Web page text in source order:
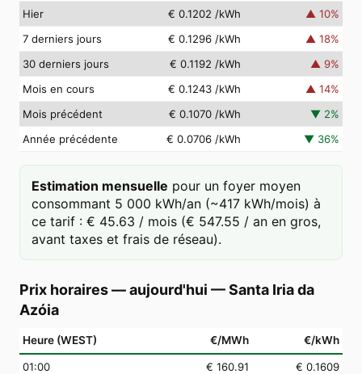
Hier
€ 0.1202 /kWh ▲ 10%
7 derniers jours
€ 0.1296 /kWh ▲ 18%
30 derniers jours
€ 0.1192 /kWh ▲ 9%
Mois en cours
€ 0.1243 /kWh ▲ 14%
Mois précédent
€ 0.1070 /kWh ▼ 2%
Année précédente
€ 0.0706 /kWh ▼ 36%
Estimation mensuelle pour un foyer moyen
consommant 5 000 kWh/an (~417 kWh/mois) à
ce tarif : € 45.63 / mois (€ 547.55 / an en gros,
avant taxes et frais de réseau).
Prix horaires — aujourd'hui —Santa Iria da
Azóia
Heure (WEST) €/MWh €/kWh
01:00 € 160.91
€ 0.1609